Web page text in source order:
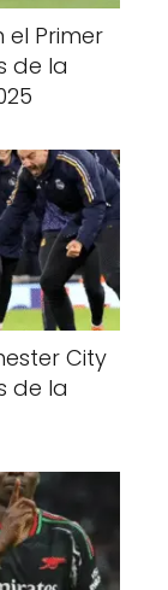
el Primer
de la
City
de la